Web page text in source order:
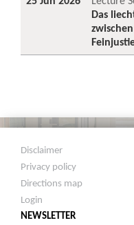
Das
Disclaimer
Privacy policy
Directions map
Login
NEWSLETTER